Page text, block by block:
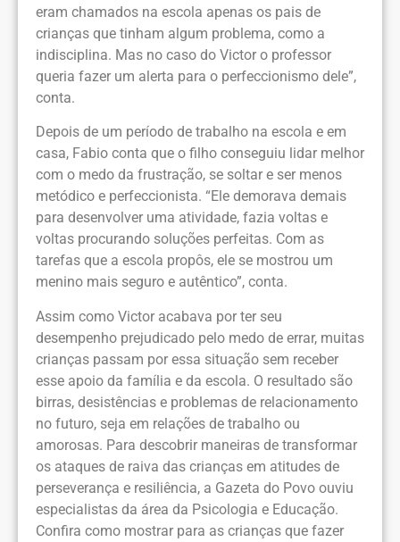
eram chamados na escola apenas os pais de
crianças que tinham algum problema, como a
indisciplina. Mas no caso do Victor o professor
queria fazer um alerta para o perfeccionismo dele”,
conta.
Depois de um período de trabalho na escola e em
casa, Fabio conta que o filho conseguiu lidar melhor
com o medo da frustração, se soltar e ser menos
metódico e perfeccionista. “Ele demorava demais
para desenvolver uma atividade, fazia voltas e
voltas procurando soluções perfeitas. Com as
tarefas que a escola propôs, ele se mostrou um
menino mais seguro e autêntico”, conta.
Assim como Victor acabava por ter seu
desempenho prejudicado pelo medo de errar, muitas
crianças passam por essa situação sem receber
esse apoio da família e da escola. O resultado são
birras, desistências e problemas de relacionamento
no futuro, seja em relações de trabalho ou
amorosas. Para descobrir maneiras de transformar
os ataques de raiva das crianças em atitudes de
perseverança e resiliência, a Gazeta do Povo ouviu
especialistas da área da Psicologia e Educação.
Confira como mostrar para as crianças que fazer